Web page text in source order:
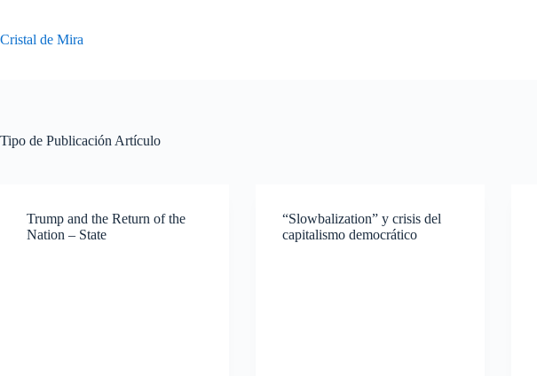
contenido
Cristal de Mira
Tipo de Publicación Artículo
Trump and the Return of the
Nation – State
“Slowbalization” y crisis del
capitalismo democrático